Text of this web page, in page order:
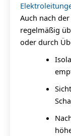
Auch nach
regelmäßig
oder durch